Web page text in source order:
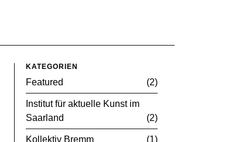
KATEGORIEN
Featured 2
Institut für aktuelle Kunst im
Saarland
2
Kollektiv Bremm 1